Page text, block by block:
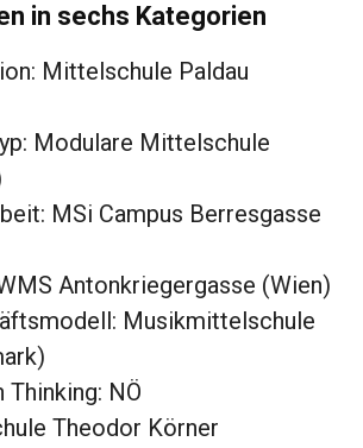
in sechs Kategorien
Mittelschule Paldau
Modulare Mittelschule
MSi Campus Berresgasse
Antonkriegergasse (Wien)
Musikmittelschule
Thinking: NÖ
Theodor Körner